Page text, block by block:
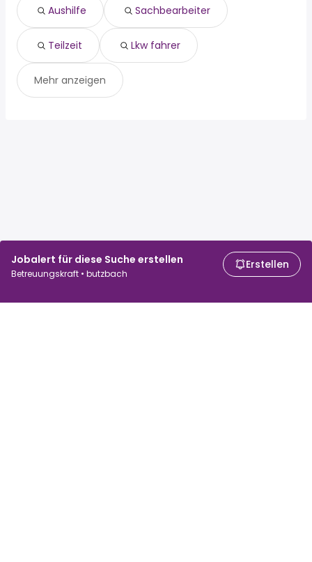
Jobalert für diese Suche erstellen
Betreuungskraft • butzbach
Erstellen
Aushilfe Sachbearbeiter
Teilzeit Lkw fahrer
Mehr anzeigen